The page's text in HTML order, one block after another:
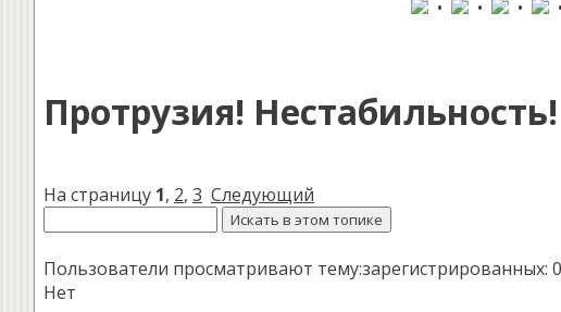
• • • •
Протрузия!
На страницу 1, 2, 3 Следующий
Пользователи просматривают тему:зарегистрированных:
Нет